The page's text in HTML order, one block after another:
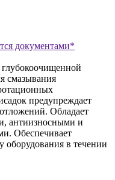
документами*
смазывания
предупреждает
Обладает
антиизносными и
Обеспечивает
оборудования в течении